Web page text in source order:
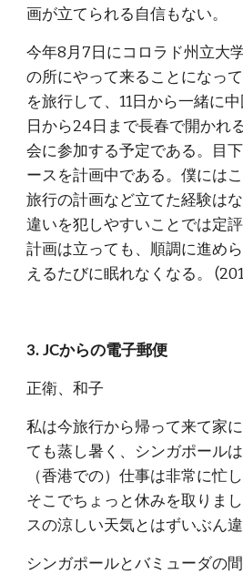
画が立てられる自信もない。
今年8月7日にコロラド州立大
の所にやって来ることになっ
を旅行して、11日から一緒に
日から24日まで長春で開かれ
会に参加する予定である。目
ースを計画中である。僕には
旅行の計画など立てた経験は
違いを犯しやすいことでは定
計画は立っても、順調に進め
えるたびに眠れなくなる。
3. JCからの電子郵便
正衛、和子
私は今旅行から帰って来て家
ても蒸し暑く、シンガポール
（香港での）仕事は非常に忙
そこでちょっと休みを取りま
スの涼しい天気とはずいぶん違
シンガポールとバミューダの